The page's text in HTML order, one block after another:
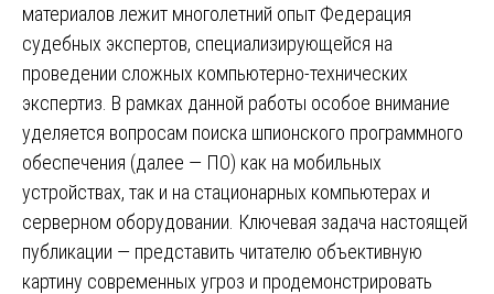
материалов лежит многолетний опыт Федерация
судебных экспертов, специализирующейся на
проведении сложных компьютерно-технических
экспертиз. В рамках данной работы особое внимание
уделяется вопросам поиска шпионского программного
обеспечения (далее — ПО) как на мобильных
устройствах, так и на стационарных компьютерах и
серверном оборудовании. Ключевая задача настоящей
публикации — представить читателю объективную
картину современных угроз и продемонстрировать